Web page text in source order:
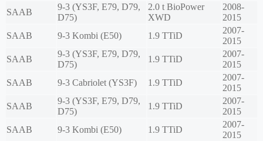
SAAB
9-3 (YS3F, E79, D79,
D75)
2.0 t BioPower
XWD
2008-
2015
SAAB
9-3 Kombi (E50) 1.9 TTiD
2007-
2015
SAAB
9-3 (YS3F, E79, D79,
D75)
1.9 TTiD
2007-
2015
SAAB
9-3 Cabriolet (YS3F) 1.9 TTiD
2007-
2015
SAAB
9-3 (YS3F, E79, D79,
D75)
1.9 TTiD
2007-
2015
SAAB
9-3 Kombi (E50) 1.9 TTiD
2007-
2015